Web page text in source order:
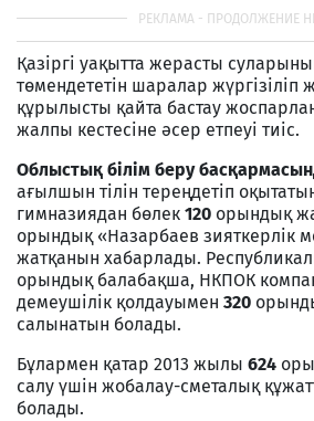
Қазіргі уақытта жерасты
төмендететін шаралар жүргізіліп
құрылысты қайта бастау
жалпы кестесіне әсер етпеуі тиіс.
Облыстық білім беру
ағылшын тілін тереңдетіп
гимназиядан бөлек 120 орындық
орындық «Назарбаев зияткерлік
жатқанын хабарлады.
орындық балабақша, НКПОК
демеушілік қолдауымен 320
салынатын болады.
Бұлармен қатар 2013 жылы 624
салу үшін жобалау-сметалық
болады.